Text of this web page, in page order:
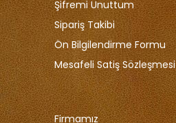
Şifremi Unuttum
Sipariş Takibi
Ön Bilgilendirme Formu
Mesafeli Satiş Sözleşmesi
Firmamız